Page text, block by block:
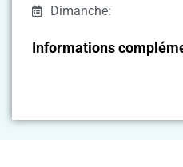
Dimanche:
Informations